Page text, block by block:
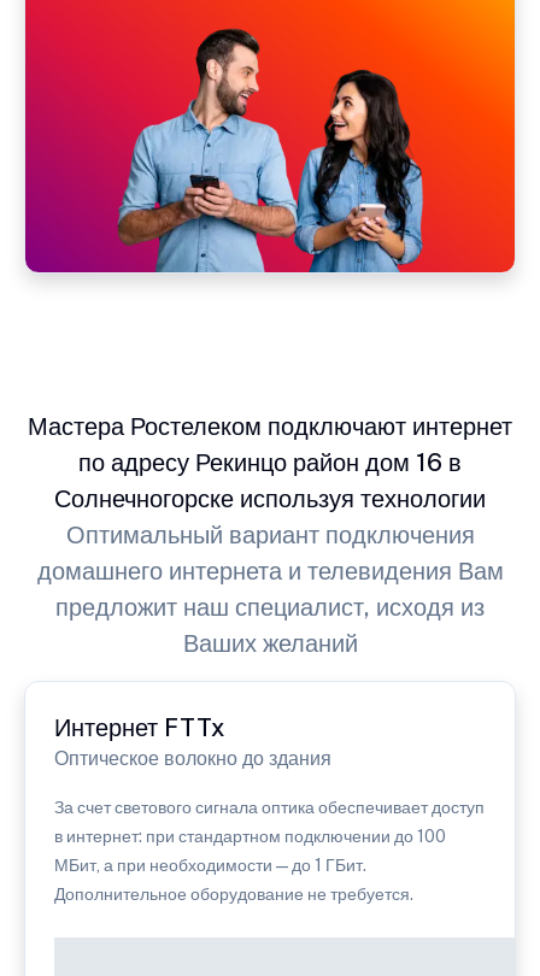
Мастера Ростелеком подключают интернет
по адресу Рекинцо район дом 16 в
Солнечногорске используя технологии
Оптимальный вариант подключения
домашнего интернета и телевидения Вам
предложит наш специалист, исходя из
Ваших желаний
Интернет FTTx
Оптическое волокно до здания
За счет светового сигнала оптика обеспечивает доступ
в интернет: при стандартном подключении до 100
МБит, а при необходимости — до 1 ГБит.
Дополнительное оборудование не требуется.